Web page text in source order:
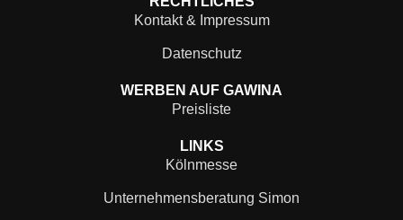
Kontakt & Impressum
Datenschutz
WERBEN AUF GAWINA
Preisliste
LINKS
Kölnmesse
Unternehmensberatung Simon